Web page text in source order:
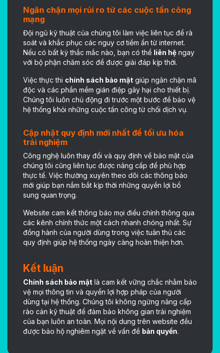
Ngăn chặn mọi rủi ro từ các cuộc tấn công
mạng
Đội ngũ kỹ thuật của chúng tôi làm việc liên tục để rà
soát và khắc phục các nguy cơ tiềm ẩn từ internet.
Nếu có bất kỳ thắc mắc nào, bạn có thể liên hệ ngay
với bộ phận chăm sóc để được giải đáp kịp thời.
Việc thực thi chính sách bảo mật giúp ngăn chặn mã
độc và các phần mềm gián điệp gây hại cho thiết bị.
Chúng tôi luôn chủ động đi trước một bước để bảo vệ
hệ thống khỏi những cuộc tấn công từ chối dịch vụ.
Cập nhật quy định mới nhất để tối ưu hóa
trải nghiệm
Công nghệ luôn thay đổi và quy định về bảo mật của
chúng tôi cũng liên tục được nâng cấp để phù hợp
thực tế. Việc thường xuyên theo dõi các thông báo
mới giúp bạn nắm bắt kịp thời những quyền lợi bổ
sung quan trọng.
Website cam kết thông báo mọi điều chỉnh thông qua
các kênh chính thức một cách nhanh chóng nhất. Sự
đồng hành của người dùng trong việc tuân thủ các
quy định giúp hệ thống ngày càng hoàn thiện hơn.
Kết luận
Chính sách bảo mật là cam kết vững chắc nhằm bảo
vệ mọi thông tin và quyền lợi hợp pháp của người
dùng tại hệ thống. Chúng tôi không ngừng nâng cấp
rào cản kỹ thuật để đảm bảo không gian trải nghiệm
của bạn luôn an toàn. Mọi nội dung trên website đều
được bảo hộ nghiêm ngặt về vấn đề bản quyền.